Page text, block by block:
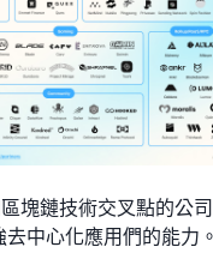
塊鏈技術交叉點的公
中心化應用們的能力